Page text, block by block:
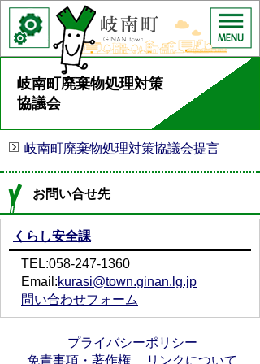
岐南町廃棄物処理対策
協議会
岐南町廃棄物処理対策協議会提言
お問い合せ先
くらし安全課
TEL:058-247-1360
Email:kurasi@town.ginan.lg.jp
問い合わせフォーム
プライバシーポリシー
免責事項・著作権
リンクについて